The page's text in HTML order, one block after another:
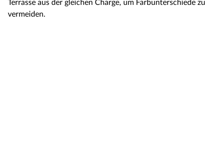
Terrasse aus der gleichen Charge, um Farbunterschiede zu
vermeiden.